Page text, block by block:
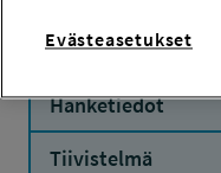
Hanketiedot
Tiivistelmä
Evästeasetukset